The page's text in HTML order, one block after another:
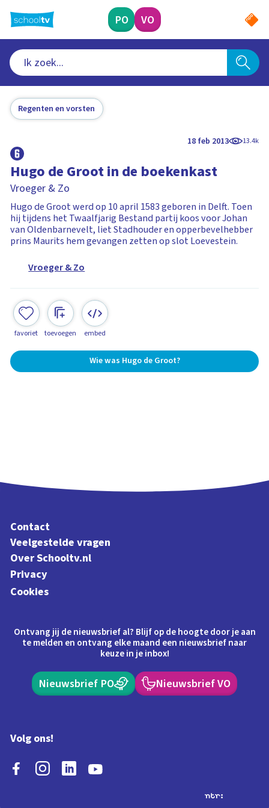
naar
hoofdinhoud
PO VO
Regenten en vorsten
18 feb 2013 13.4k
Hugo de Groot in de boekenkast
Vroeger & Zo
Hugo de Groot werd op 10 april 1583 geboren in Delft. Toen
hij tijdens het Twaalfjarig Bestand partij koos voor Johan
van Oldenbarnevelt, liet Stadhouder en opperbevelhebber
prins Maurits hem gevangen zetten op slot Loevestein.
Vroeger & Zo
favoriet toevoegen embed
Wie was Hugo de Groot?
Contact
Veelgestelde vragen
Over Schooltv.nl
Privacy
Cookies
Ontvang jij de nieuwsbrief al? Blijf op de hoogte door je aan
te melden en ontvang elke maand een nieuwsbrief naar
keuze in je inbox!
Nieuwsbrief PO Nieuwsbrief VO
Volg ons!